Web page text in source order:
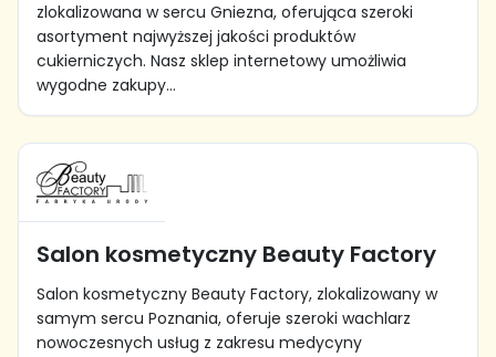
zlokalizowana w sercu Gniezna, oferująca szeroki
asortyment najwyższej jakości produktów
cukierniczych. Nasz sklep internetowy umożliwia
wygodne zakupy...
Salon kosmetyczny Beauty Factory
Salon kosmetyczny Beauty Factory, zlokalizowany w
samym sercu Poznania, oferuje szeroki wachlarz
nowoczesnych usług z zakresu medycyny